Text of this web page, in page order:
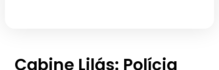
Cabine Lilás: Polícia